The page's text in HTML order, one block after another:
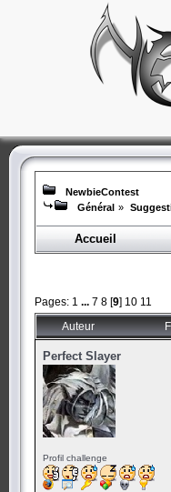
NewbieContest
Général »
Accueil
Pages: 1 ... 7 8 [9] 10 11
Auteur
Perfect Slayer
Profil challenge